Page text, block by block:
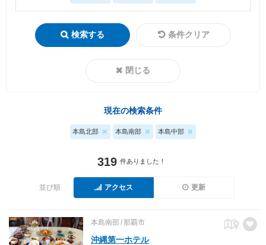
検索する 条件クリア
閉じる
現在の検索条件
本島北部 本島南部 本島中部
319 件ありました！
並び順 アクセス 更新
本島南部 那覇市
沖縄第一ホテル